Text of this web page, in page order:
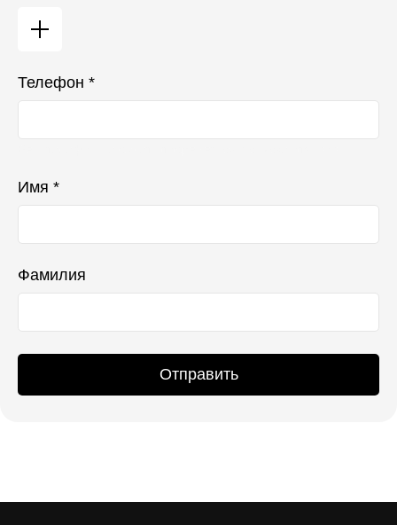
Телефон *
Имя *
Фамилия
Отправить